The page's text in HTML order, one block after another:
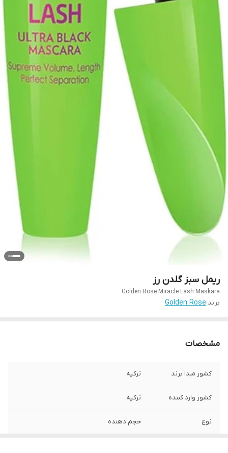
ریمل سبز گلدن رز
Golden Rose Miracle Lash Maskara
برند:Golden Rose
مشخصات
کشور مبدا برند ترکیه
کشور وارد کننده ترکیه
نوع حجم دهنده